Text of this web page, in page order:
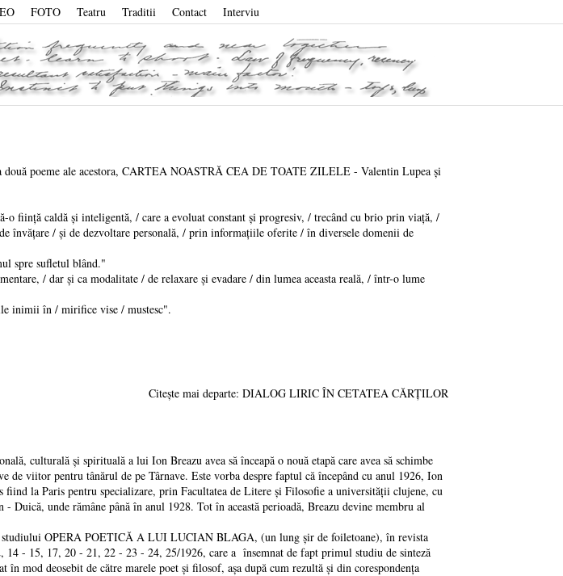
FOTO Teatru Traditii Contact Interviu
poeme ale acestora, CARTEA NOASTRĂ CEA DE TOATE ZILELE - Valentin Lupea și
ființă caldă și inteligentă, / care a evoluat constant și progresiv, / trecând cu brio prin viață, /
învățare / și de dezvoltare personală, / prin informațiile oferite / în diversele domenii de
spre sufletul blând."
/ dar și ca modalitate / de relaxare și evadare / din lumea aceasta reală, / într-o lume
inimii în / mirifice vise / mustesc".
Citește mai departe: DIALOG LIRIC ÎN CETATEA CĂRȚILOR
și spirituală a lui Ion Breazu avea să înceapă o nouă etapă care avea să schimbe
de viitor pentru tânărul de pe Târnave. Este vorba despre faptul că începând cu anul 1926, Ion
la Paris pentru specializare, prin Facultatea de Litere și Filosofie a universității clujene, cu
unde rămâne până în anul 1928. Tot în această perioadă, Breazu devine membru al
OPERA POETICĂ A LUI LUCIAN BLAGA, (un lung șir de foiletoane), în revista
- 15, 17, 20 - 21, 22 - 23 - 24, 25/1926, care a însemnat de fapt primul studiu de sinteză
în mod deosebit de către marele poet și filosof, așa după cum rezultă și din corespondența